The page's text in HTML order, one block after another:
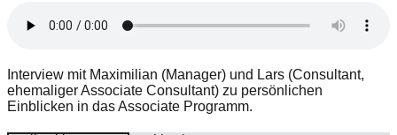
Interview mit Maximilian (Manager) und Lars (Consultant,
ehemaliger Associate Consultant) zu persönlichen
Einblicken in das Associate Programm.